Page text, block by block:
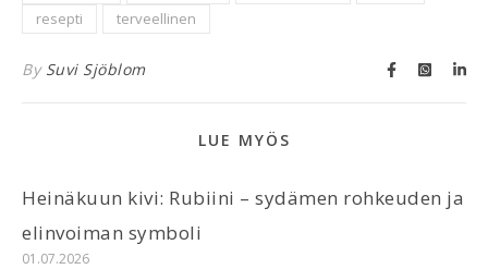
resepti
terveellinen
By Suvi Sjöblom
LUE MYÖS
Heinäkuun kivi: Rubiini – sydämen rohkeuden ja
elinvoiman symboli
01.07.2026